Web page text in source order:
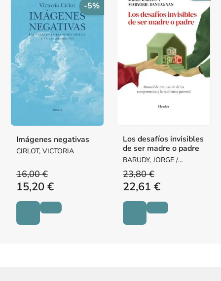
-5%
Imágenes negativas
CIRLOT, VICTORIA
16,00 €
15,20 €
Los desafíos invisibles
de ser madre o padre
BARUDY, JORGE /
DANTAGNAN, MARYORIE
23,80 €
22,61 €